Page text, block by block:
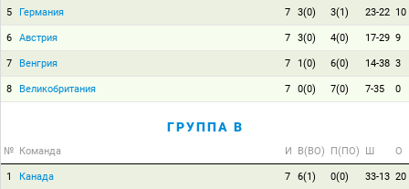
5 Германия 7 3(0) 3(1) 23-22 10
6 Австрия 7 3(0) 4(0) 17-29 9
7 Венгрия 7 1(0) 6(0) 14-38 3
8 Великобритания 7 0(0) 7(0) 7-35 0
ГРУППА B
№ Команда И В(ВО) П(ПО) Ш О
1 Канада 7 6(1) 0(0) 33-13 20